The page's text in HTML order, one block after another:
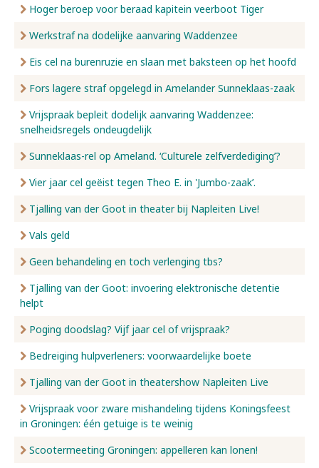
Hoger beroep voor beraad kapitein veerboot Tiger
Werkstraf na dodelijke aanvaring Waddenzee
Eis cel na burenruzie en slaan met baksteen op het hoofd
Fors lagere straf opgelegd in Amelander Sunneklaas-zaak
Vrijspraak bepleit dodelijk aanvaring Waddenzee:
snelheidsregels ondeugdelijk
Sunneklaas-rel op Ameland. ‘Culturele zelfverdediging’?
Vier jaar cel geëist tegen Theo E. in 'Jumbo-zaak’.
Tjalling van der Goot in theater bij Napleiten Live!
Vals geld
Geen behandeling en toch verlenging tbs?
Tjalling van der Goot: invoering elektronische detentie
helpt
Poging doodslag? Vijf jaar cel of vrijspraak?
Bedreiging hulpverleners: voorwaardelijke boete
Tjalling van der Goot in theatershow Napleiten Live
Vrijspraak voor zware mishandeling tijdens Koningsfeest
in Groningen: één getuige is te weinig
Scootermeeting Groningen: appelleren kan lonen!